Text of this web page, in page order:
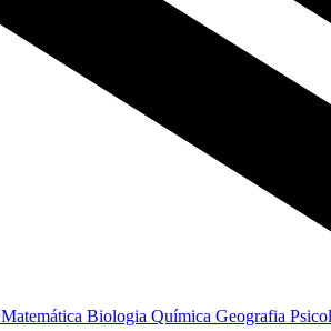
Matemática Biologia Química Geografia